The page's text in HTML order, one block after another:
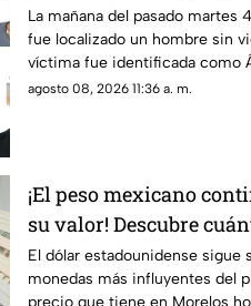
cuñado serían los
responsables del
La mañana del pasado martes
fue localizado un hombre sin
víctima fue identificada como
desaparecido en Cuernavaca.
agosto 08, 2026 11:36 a. m.
¡El peso mexicano
su valor! Descubre
dólar en Morelos HOY
El dólar estadounidense sigue
monedas más influyentes del
precio que tiene en Morelos